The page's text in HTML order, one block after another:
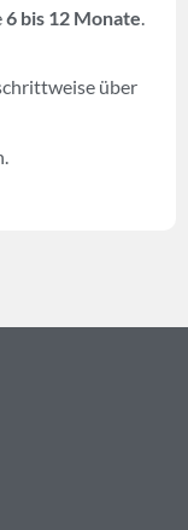
6 bis 12 Monate.
über